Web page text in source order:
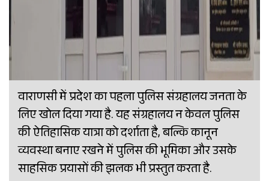
वाराणसी में प्रदेश का पहला पुलिस संग्रहालय जनता के
लिए खोल दिया गया है. यह संग्रहालय न केवल पुलिस
की ऐतिहासिक यात्रा को दर्शाता है, बल्कि कानून
व्यवस्था बनाए रखने में पुलिस की भूमिका और उसके
साहसिक प्रयासों की झलक भी प्रस्तुत करता है.